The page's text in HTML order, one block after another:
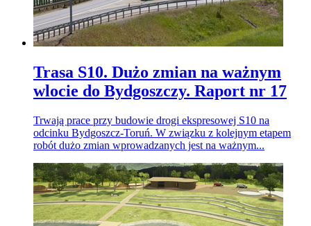
Trasa S10. Dużo zmian na ważnym
wlocie do Bydgoszczy. Raport nr 17
Trwają prace przy budowie drogi ekspresowej S10 na
odcinku Bydgoszcz-Toruń. W związku z kolejnym etapem
robót dużo zmian wprowadzanych jest na ważnym...